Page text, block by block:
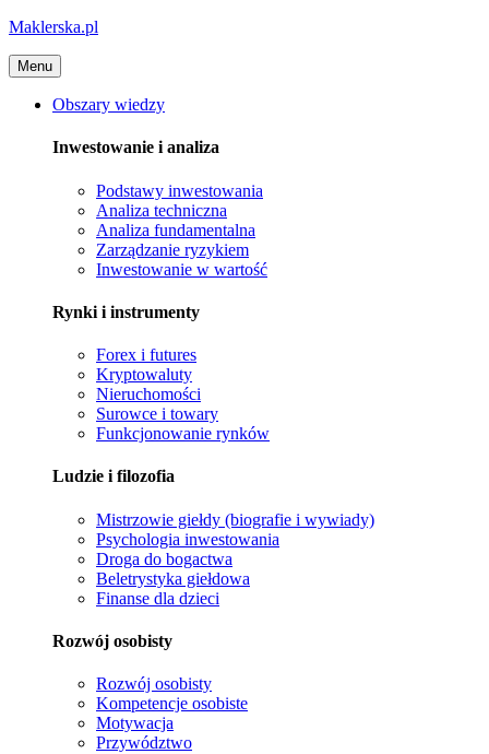
Maklerska.pl
Menu
Obszary wiedzy
Inwestowanie i analiza
Podstawy inwestowania
Analiza techniczna
Analiza fundamentalna
Zarządzanie ryzykiem
Inwestowanie w wartość
Rynki i instrumenty
Forex i futures
Kryptowaluty
Nieruchomości
Surowce i towary
Funkcjonowanie rynków
Ludzie i filozofia
Mistrzowie giełdy (biografie i wywiady)
Psychologia inwestowania
Droga do bogactwa
Beletrystyka giełdowa
Finanse dla dzieci
Rozwój osobisty
Rozwój osobisty
Kompetencje osobiste
Motywacja
Przywództwo